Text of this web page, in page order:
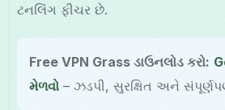
ટનલિંગ ફીચર છે.
Free VPN Grass ડાઉનલોડ કરો:
મેળવો – ઝડપી, સુરક્ષિત અને